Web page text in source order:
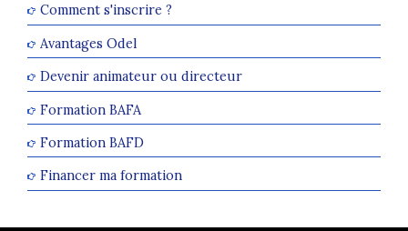
Comment s'inscrire ?
Avantages Odel
Devenir animateur ou directeur
Formation BAFA
Formation BAFD
Financer ma formation